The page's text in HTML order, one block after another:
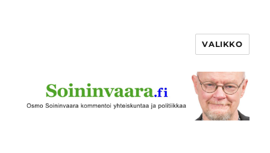
VALIKKO